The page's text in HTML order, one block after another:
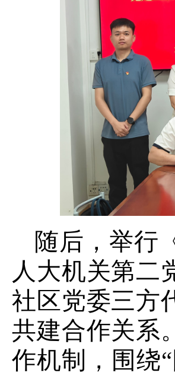
随后，举行
人大机关第二
社区党委三方
共建合作关系
作机制，围绕